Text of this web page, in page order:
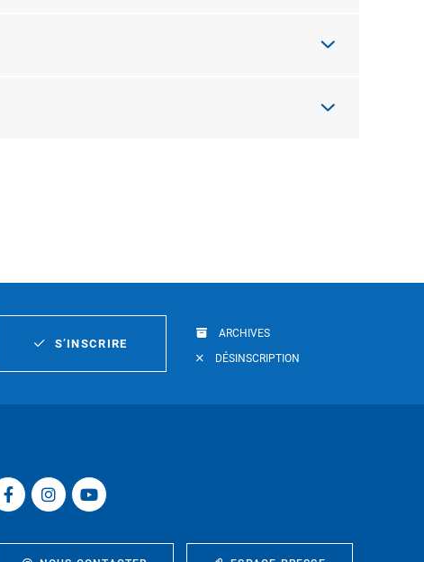
S’INSCRIRE
ARCHIVES
DÉSINSCRIPTION